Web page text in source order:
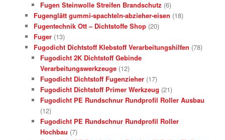
Fugen Steinwolle Streifen Brandschutz (6)
Fugenglätt gummi-spachteln-abzieher-eisen (18)
Fugentechnik Ott – Dichtstoffe Shop (20)
Fuger (13)
Fugodicht Dichtstoff Klebstoff Verarbeitungshilfen (78)
Fugodicht 2K Dichtstoff Gebinde
Verarbeitungswerkzeuge (12)
Fugodicht Dichtstoff Fugenzieher (17)
Fugodicht Dichtstoff Primer Werkzeug (21)
Fugodicht PE Rundschnur Rundprofil Roller Ausbau
(12)
Fugodicht PE Rundschnur Rundprofil Roller
Hochbau (7)